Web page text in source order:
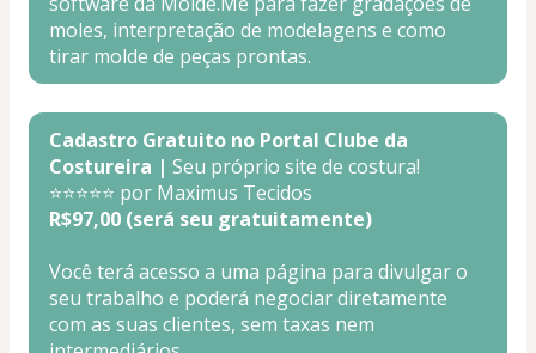
moles, interpretação de modelagens e como
tirar molde de peças prontas.
Cadastro Gratuito no Portal Clube da
Costureira | Seu próprio site de costura!
⭐⭐⭐⭐⭐ por Maximus Tecidos
R$97,00 (será seu gratuitamente)
Você terá acesso a uma página para divulgar o
seu trabalho e poderá negociar diretamente
com as suas clientes, sem taxas nem